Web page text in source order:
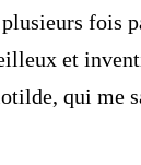
fois
et
qui me